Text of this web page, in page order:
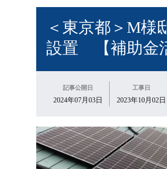
＜東京都＞M
設置 【補助金
記事公開日
2024年07月03日
工事日
2023年10月02日